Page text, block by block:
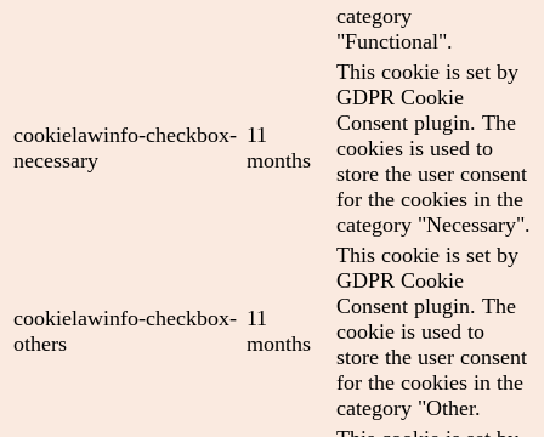
category
"Functional".
cookielawinfo-checkbox-
necessary
11
months
This cookie is set by
GDPR Cookie
Consent plugin. The
cookies is used to
store the user consent
for the cookies in the
category "Necessary".
cookielawinfo-checkbox-
others
11
months
This cookie is set by
GDPR Cookie
Consent plugin. The
cookie is used to
store the user consent
for the cookies in the
category "Other.